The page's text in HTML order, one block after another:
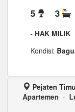
5 3
- HAK MILIK
Kondisi:
Pejaten
Apartemen -